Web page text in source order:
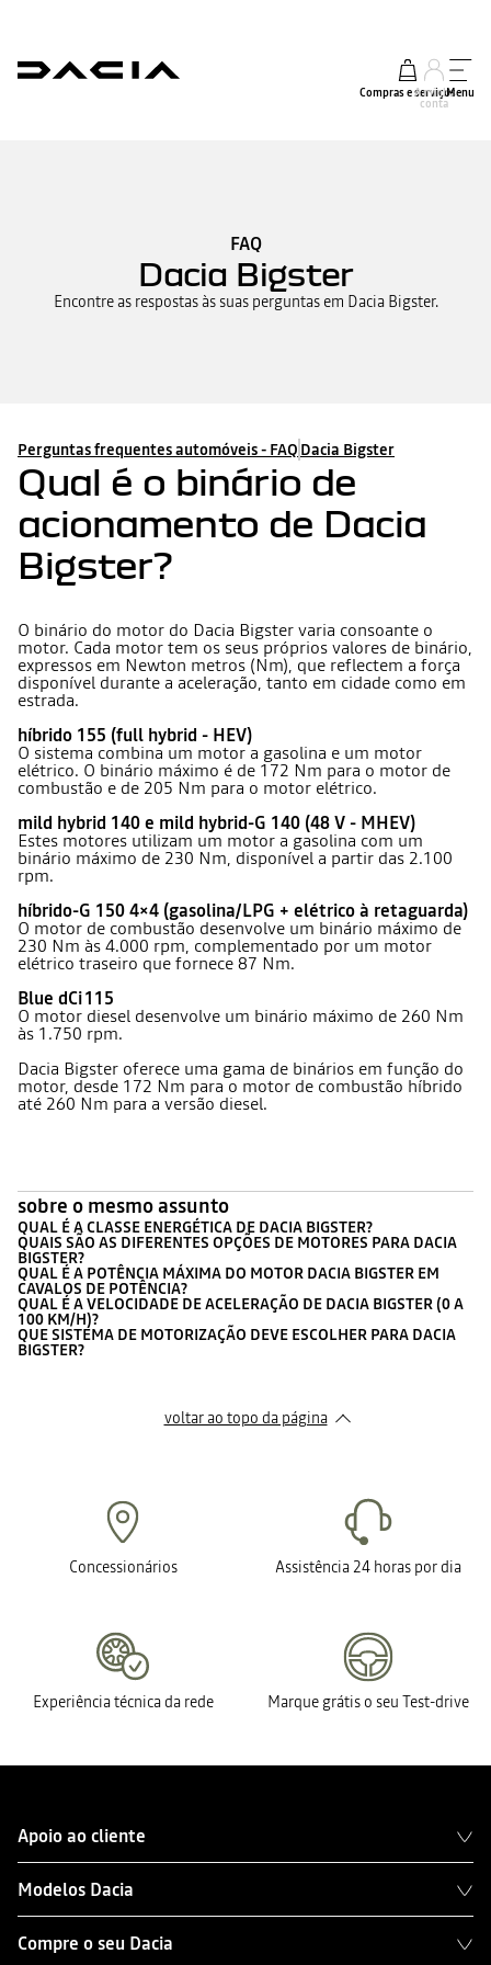
Compras e serviços
A minha
conta
Menu
FAQ
Dacia Bigster
Encontre as respostas às suas perguntas em Dacia Bigster.
Perguntas frequentes automóveis - FAQ Dacia Bigster
Qual é o binário de
acionamento de Dacia
Bigster?
O binário do motor do Dacia Bigster varia consoante o
motor. Cada motor tem os seus próprios valores de binário,
expressos em Newton metros (Nm), que reflectem a força
disponível durante a aceleração, tanto em cidade como em
estrada.
híbrido 155 (full hybrid - HEV)
O sistema combina um motor a gasolina e um motor
elétrico. O binário máximo é de 172 Nm para o motor de
combustão e de 205 Nm para o motor elétrico.
mild hybrid 140 e mild hybrid-G 140 (48 V - MHEV)
Estes motores utilizam um motor a gasolina com um
binário máximo de 230 Nm, disponível a partir das 2.100
rpm.
híbrido-G 150 4×4 (gasolina/LPG + elétrico à retaguarda)
O motor de combustão desenvolve um binário máximo de
230 Nm às 4.000 rpm, complementado por um motor
elétrico traseiro que fornece 87 Nm.
Blue dCi 115
O motor diesel desenvolve um binário máximo de 260 Nm
às 1.750 rpm.
Dacia Bigster oferece uma gama de binários em função do
motor, desde 172 Nm para o motor de combustão híbrido
até 260 Nm para a versão diesel.
sobre o mesmo assunto
QUAL É A CLASSE ENERGÉTICA DE DACIA BIGSTER?
QUAIS SÃO AS DIFERENTES OPÇÕES DE MOTORES PARA DACIA
BIGSTER?
QUAL É A POTÊNCIA MÁXIMA DO MOTOR DACIA BIGSTER EM
CAVALOS DE POTÊNCIA?
QUAL É A VELOCIDADE DE ACELERAÇÃO DE DACIA BIGSTER (0 A
100 KM/H)?
QUE SISTEMA DE MOTORIZAÇÃO DEVE ESCOLHER PARA DACIA
BIGSTER?
voltar ao topo da página
Concessionários Assistência 24 horas por dia
Experiência técnica da rede Marque grátis o seu Test-drive
Apoio ao cliente
Modelos Dacia
Compre o seu Dacia